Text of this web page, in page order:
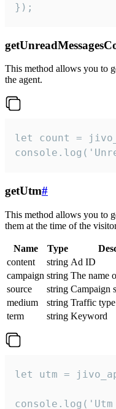
});
This method allows you to
the agent.
let count =
getUtm#
This method allows you to
them at the time of the
Name Type
content
string Ad ID
campaign string The name
source
string Campaign
medium
string Traffic type
term
string Keyword
let utm =